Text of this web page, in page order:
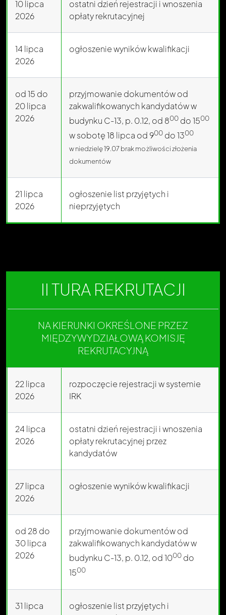
10 lipca
2026
ostatni dzień rejestracji i wnoszenia
opłaty rekrutacyjnej
14 lipca
2026
ogłoszenie wyników kwalifikacji
od 15 do
20 lipca
2026
przyjmowanie dokumentów od
zakwalifikowanych kandydatów w
budynku C-13, p. 0.12, od 800 do 1500
w sobotę 18 lipca od 900 do 1300
w niedzielę 19.07 brak możliwości złożenia
dokumentów
21 lipca
2026
ogłoszenie list przyjętych i
nieprzyjętych
II TURA REKRUTACJI
NA KIERUNKI OKREŚLONE PRZEZ
MIĘDZYWYDZIAŁOWĄ KOMISJĘ
REKRUTACYJNĄ
22 lipca
2026
rozpoczęcie rejestracji w systemie
IRK
24 lipca
2026
ostatni dzień rejestracji i wnoszenia
opłaty rekrutacyjnej przez
kandydatów
27 lipca
2026
ogłoszenie wyników kwalifikacji
od 28 do
30 lipca
2026
przyjmowanie dokumentów od
zakwalifikowanych kandydatów w
budynku C-13, p. 0.12, od 1000 do
1500
31 lipca
ogłoszenie list przyjętych i